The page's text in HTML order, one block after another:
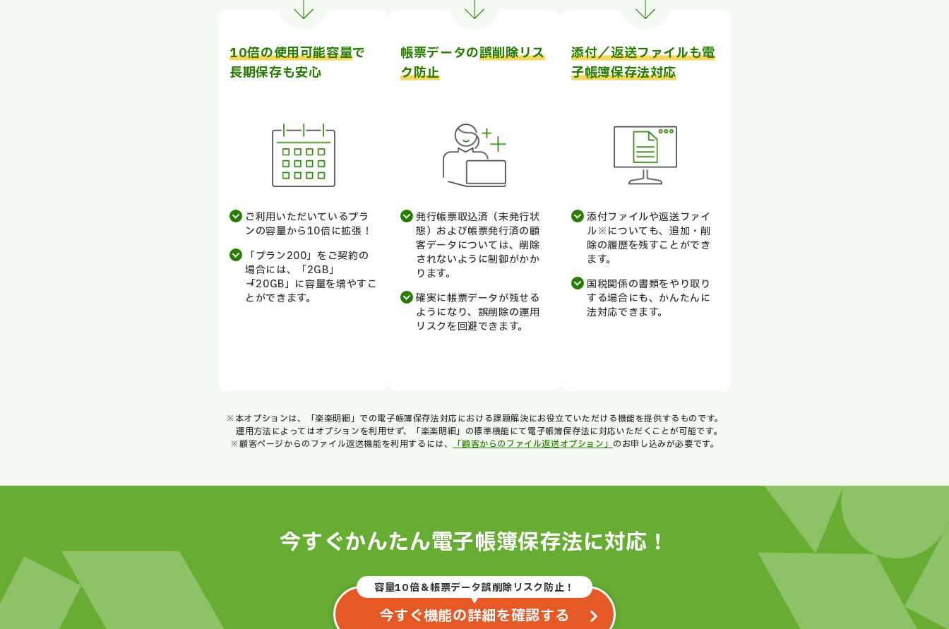
10倍の使用可能容量で
長期保存も安心
ご利用いただいているプラ
ンの容量から10倍に拡張！
「プラン200」をご契約の
場合には、「2GB」
→「20GB」に容量を増やすこ
とができます。
帳票データの誤削除リス
ク防止
発行帳票取込済（未発行状
態）および帳票発行済の顧
客データについては、削除
されないように制御がかか
ります。
確実に帳票データが残せる
ようになり、誤削除の運用
リスクを回避できます。
添付／返送ファイルも電
子帳簿保存法対応
添付ファイルや返送ファイ
ル※についても、追加・削
除の履歴を残すことができ
ます。
国税関係の書類をやり取り
する場合にも、かんたんに
法対応できます。
※本オプションは、「楽楽明細」での電子帳簿保存法対応における課題解決にお役立ていただける機能を提供するものです。
運用方法によってはオプションを利用せず、「楽楽明細」の標準機能にて電子帳簿保存法に対応いただくことが可能です。
※顧客ページからのファイル返送機能を利用するには、
「顧客からのファイル返送オプション」 のお申し込みが必要です。
今すぐかんたん電子帳簿保存法に対応！
容量10倍＆帳票データ誤削除リスク防止！
今すぐ機能の詳細を確認する